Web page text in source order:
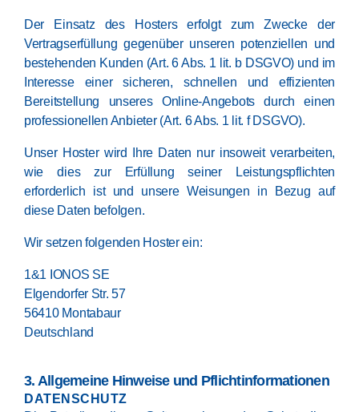
Der Einsatz des Hosters erfolgt zum Zwecke der
Vertragserfüllung gegenüber unseren potenziellen und
bestehenden Kunden (Art. 6 Abs. 1 lit. b DSGVO) und im
Interesse einer sicheren, schnellen und effizienten
Bereitstellung unseres Online-Angebots durch einen
professionellen Anbieter (Art. 6 Abs. 1 lit. f DSGVO).
Unser Hoster wird Ihre Daten nur insoweit verarbeiten,
wie dies zur Erfüllung seiner Leistungspflichten
erforderlich ist und unsere Weisungen in Bezug auf
diese Daten befolgen.
Wir setzen folgenden Hoster ein:
1&1 IONOS SE
Elgendorfer Str. 57
56410 Montabaur
Deutschland
3. Allgemeine Hinweise und Pflicht­informationen
DATENSCHUTZ